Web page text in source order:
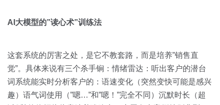
AI大模型的”读心术”训练法
这套系统的厉害之处，是它不教套路，而是培养”销售直
觉”。具体来说有三个杀手锏：情绪雷达：听出客户的潜台
词系统能实时分析客户的：语速变化（突然变快可能是感兴
趣）语气词使用（”嗯…”和”嗯！”完全不同）沉默时长（超